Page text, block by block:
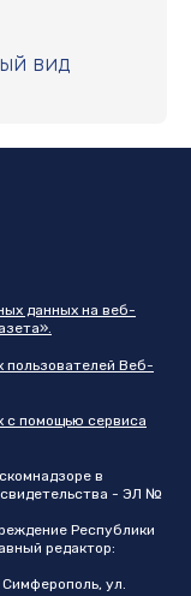
вид
данных на веб-
пользователей Веб-
с помощью сервиса
в
свидетельства - ЭЛ №
Республики
редактор:
ул.